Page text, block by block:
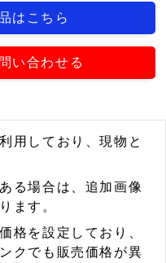
はこちら
い合わせる
用しており、現物と
る場合は、追加画像
ます。
格を設定しており、
クでも販売価格が異